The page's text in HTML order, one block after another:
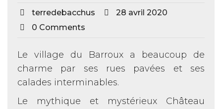
terredebacchus
28 avril 2020
0 Comments
Le village du Barroux a beaucoup de
charme par ses rues pavées et ses
calades interminables.
Le mythique et mystérieux Château